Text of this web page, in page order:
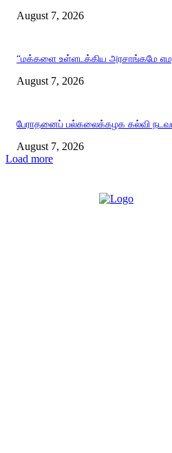
August 7, 2026
“மக்களை உள்ளடக்கிய அரசாங்கமே
August 7, 2026
பேராதனைப் பல்கலைக்கழக கல்வி
August 7, 2026
Load more